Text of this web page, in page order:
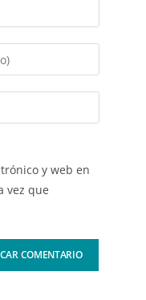
y web en
vez que